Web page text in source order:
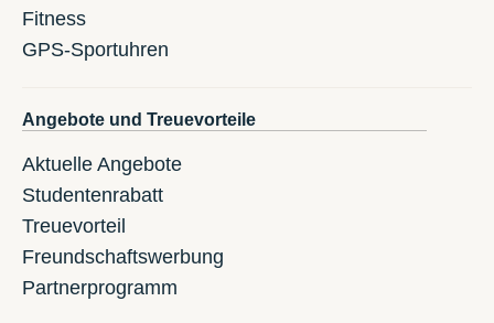
Fitness
GPS-Sportuhren
Angebote und Treuevorteile
Aktuelle Angebote
Studentenrabatt
Treuevorteil
Freundschaftswerbung
Partnerprogramm